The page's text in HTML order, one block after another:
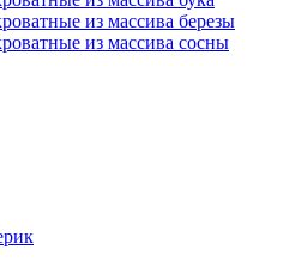
из массива березы
из массива сосны